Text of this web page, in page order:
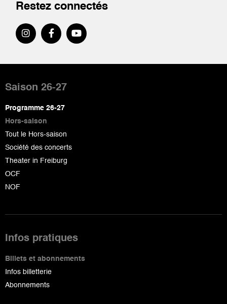
Restez connectés
de
page
Saison 26-27
Programme 26-27
Hors-saison
Tout le Hors-saison
Société des concerts
Theater in Freiburg
OCF
NOF
Infos pratiques
Billets et abonnements
Infos billetterie
Abonnements